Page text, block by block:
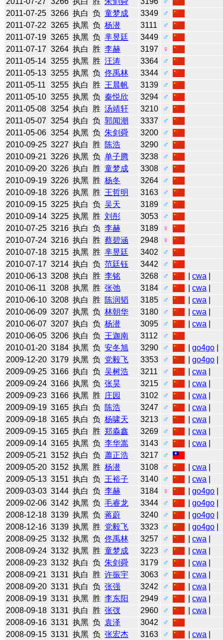
2011-07-25 3266 执白 负 童梦成 3349
♂
2011-07-22 3265 执黑 负 杨潜 3111
♂
2011-07-19 3265 执黑 负 芈昱廷 3449
♂
2011-07-17 3264 执白 胜 李赫 3197
♀
2011-05-14 3255 执黑 胜 汪涛 3364
♂
2011-05-13 3255 执黑 负 佟禹林 3344
♂
2011-05-11
3255 执白 胜 王晨帆 3139
♂
2011-05-10 3255 执黑 负 秦悦欣 3294
♂
2011-05-08 3254 执白 胜 汤靖轩 3210
♂
2011-05-07 3254 执白 负 郭闻潮 3337
♂
2011-05-06 3254 执黑 负 朱剑舜 3200
♂
2010-09-25 3227 执白 胜 陈浩 3290
♂
2010-09-21 3226 执黑 负 单子腾 3238
♂
2010-09-20 3226 执白 胜 童梦成 3308
♂
2010-09-19 3226 执黑 胜 杨冬 3264
♂
2010-09-18 3226 执黑 胜 王哲明 3163
♂
2010-09-15 3225 执白 负 吴天 3189
♂
2010-09-14 3225 执黑 胜 刘彤 3053
♂
2010-07-25 3216 执白 负 李赫 3189
♀
2010-07-24 3216 执白 胜 蔡碧涵 2948
♀
2010-07-18 3215 执黑 胜 芈昱廷 3402
♂
2010-07-17 3214 执白 负 范廷钰 3442
♂
2010-06-13 3208 执白 胜 李铭 3268 ♂ |cwa
2010-06-11 3208 执黑 胜 张弛 3184 ♂ |cwa
2010-06-10 3208 执白 胜 陈润韬 3185 ♂ |cwa
2010-06-09 3207 执黑 负 林朝华 3180 ♂ |cwa
2010-06-07 3207 执白 负 杨潜 3095 ♂ |cwa
2010-06-05 3206 执白 负 王迦南 3112
♂
2010-01-20 3184 执黑 负 安冬旭 3290 ♂ |go4go
2009-12-20 3179 执黑 负 党毅飞 3353 ♂ |go4go
2009-09-25 3166 执白 负 吴树浩 3211 ♂ |cwa
2009-09-24 3166 执黑 负 张昊 3215 ♂ |cwa
2009-09-23 3166 执黑 胜 庄园 3102 ♂ |cwa
2009-09-19 3165 执白 负 陈浩 3247 ♂ |cwa
2009-09-18 3165 执白 负 杨啸天 3213 ♂ |cwa
2009-09-15 3165 执白 胜 郑淼鑫 3269 ♂ |cwa
2009-09-14 3165 执黑 负 李华嵩 3143 ♂ |cwa
2009-05-21 3152 执白 负 蕭正浩 3217
♂
2009-05-20 3152 执黑 胜 杨潜 3108 ♂ |cwa
2009-05-13 3151 执白 负 王裕子 3140 ♂ |cwa
2009-03-03 3144 执白 负 李赫 3184 ♀ |go4go
2009-02-06 3142 执黑 负 毛睿龙 3344 ♂ |go4go
2008-12-18 3139 执黑 负 蒋蔚 3240 ♂ |go4go
2008-12-16 3139 执黑 胜 党毅飞 3323 ♂ |go4go
2008-09-25 3132 执黑 负 佟禹林 3257 ♂ |cwa
2008-09-24 3132 执黑 胜 童梦成 3223 ♂ |cwa
2008-09-23 3132 执白 负 朱剑舜 3179 ♂ |cwa
2008-09-21 3131 执白 胜 许振宇 3063 ♂ |cwa
2008-09-20 3131 执白 负 张强 3242 ♂ |cwa
2008-09-19 3131 执黑 胜 李东阳 2949 ♂ |cwa
2008-09-18 3131 执白 胜 张弢 2960 ♂ |cwa
2008-09-16 3131 执黑 负 袁泽 3042
♂
2008-09-15 3131 执黑 负 张宏杰 3163 ♂ |cwa